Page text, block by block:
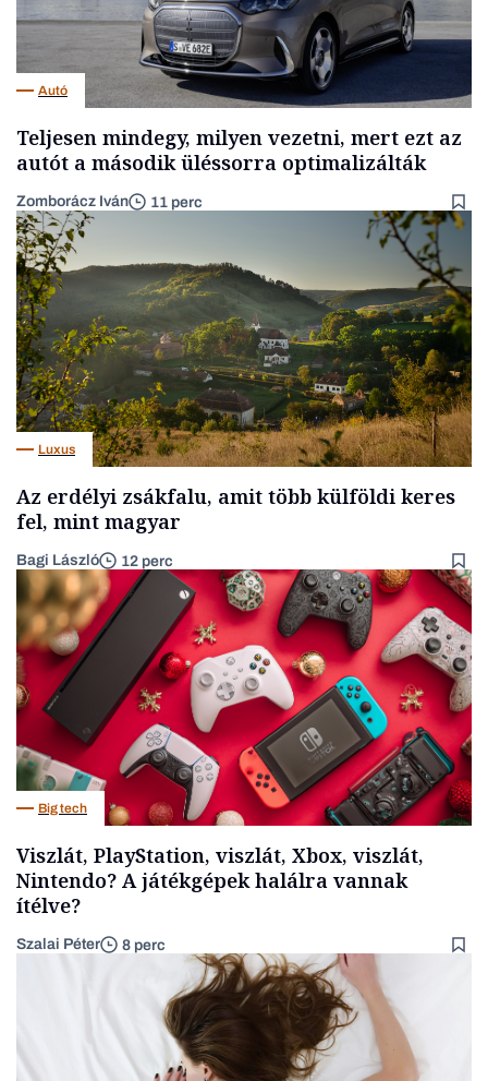
Autó
Teljesen mindegy, milyen vezetni, mert ezt az
autót a második üléssorra optimalizálták
Zomborácz Iván 11 perc
Luxus
Az erdélyi zsákfalu, amit több külföldi keres
fel, mint magyar
Bagi László 12 perc
Big tech
Viszlát, PlayStation, viszlát, Xbox, viszlát,
Nintendo? A játékgépek halálra vannak
ítélve?
Szalai Péter 8 perc